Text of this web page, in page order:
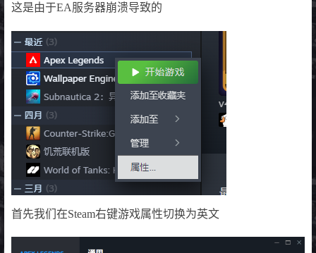
这是由于EA服务器崩溃导致的
首先我们在Steam右键游戏属性切换为英文